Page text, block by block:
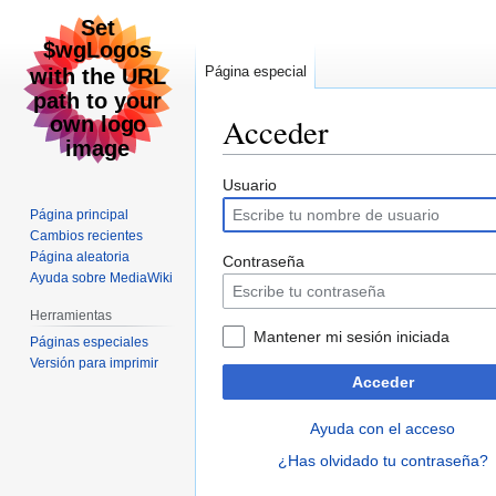
Acceder
Ir
la
navegación
Ir
la
búsqueda
Usuario
Contraseña
Mantener mi sesión iniciada
Acceder
Ayuda con el acceso
¿Has olvidado tu contraseña?
Página especial
Página principal
Cambios recientes
Página aleatoria
Ayuda sobre MediaWiki
Herramientas
Páginas especiales
Versión para imprimir